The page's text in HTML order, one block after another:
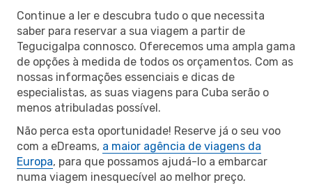
Continue a ler e descubra tudo o que necessita
saber para reservar a sua viagem a partir de
Tegucigalpa connosco. Oferecemos uma ampla gama
de opções à medida de todos os orçamentos. Com as
nossas informações essenciais e dicas de
especialistas, as suas viagens para Cuba serão o
menos atribuladas possível.
Não perca esta oportunidade! Reserve já o seu voo
com a eDreams, a maior agência de viagens da
Europa, para que possamos ajudá-lo a embarcar
numa viagem inesquecível ao melhor preço.